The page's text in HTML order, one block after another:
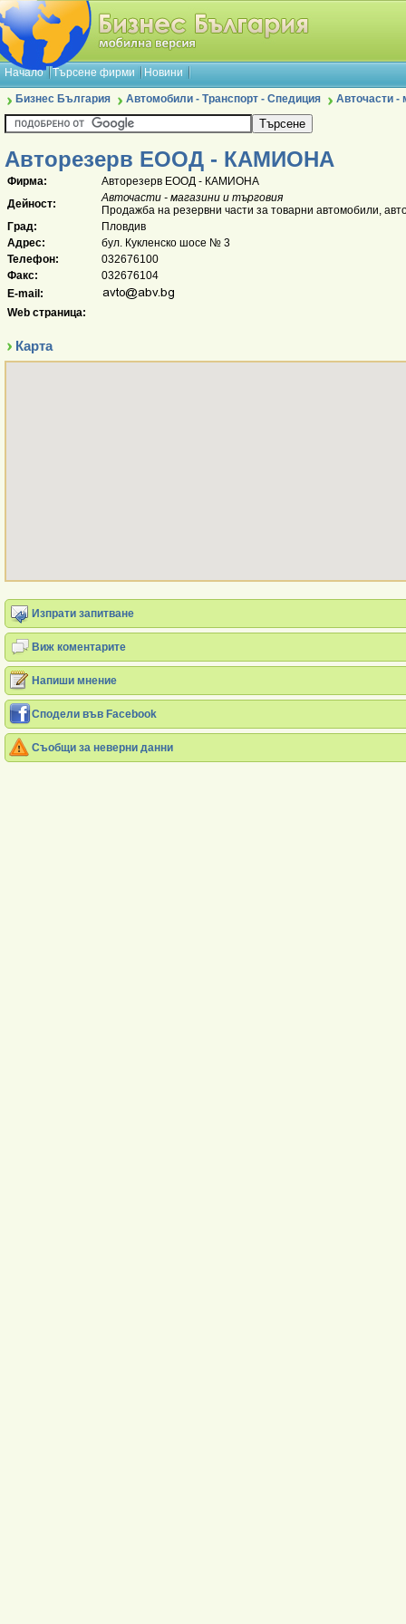
Начало Търсене фирми Новини
Бизнес България Автомобили - Транспорт - Спедиция Авточасти -
Авторезерв ЕООД - КАМИОНА
Фирма:
Авторезерв ЕООД - КАМИОНА
Дейност:
Авточасти - магазини и търговия
Продажба на резервни части за товарни автомобили,
Град:
Пловдив
Адрес:
бул. Кукленско шосе № 3
Телефон:
032676100
Факс:
032676104
E-mail:
Web страница:
Карта
Изпрати запитване
Виж коментарите
Напиши мнение
Сподели във Facebook
Съобщи за неверни данни